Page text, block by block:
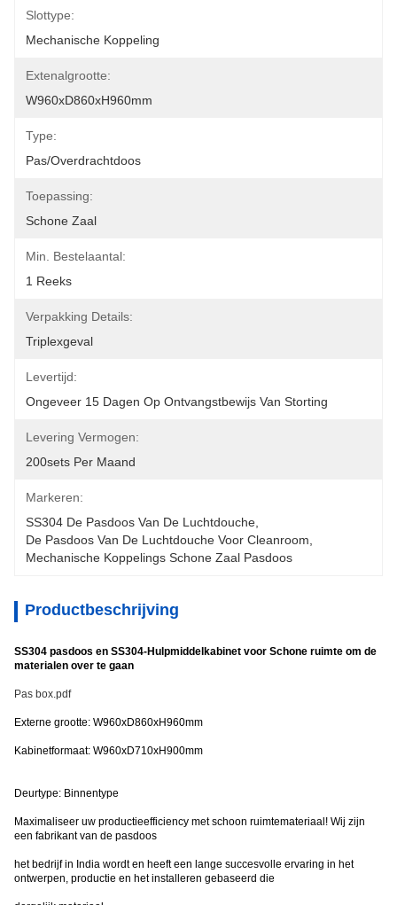
Slottype:
Mechanische Koppeling
Extenalgrootte:
W960xD860xH960mm
Type:
Pas/overdrachtdoos
Toepassing:
Schone Zaal
Min. Bestelaantal:
1 Reeks
Verpakking Details:
Triplexgeval
Levertijd:
Ongeveer 15 Dagen Op Ontvangstbewijs Van Storting
Levering Vermogen:
200sets Per Maand
Markeren:
SS304 De Pasdoos Van De Luchtdouche
De Pasdoos Van De Luchtdouche Voor Cleanroom
Mechanische Koppelings Schone Zaal Pasdoos
Productbeschrijving
SS304 pasdoos en SS304-Hulpmiddelkabinet voor Schone ruimte om de
materialen over te gaan
Pas box.pdf
Externe grootte: W960xD860xH960mm
Kabinetformaat: W960xD710xH900mm
Deurtype: Binnentype
Maximaliseer uw productieefficiency met schoon ruimtemateriaal! Wij zijn
een fabrikant van de pasdoos
het bedrijf in India wordt en heeft een lange succesvolle ervaring in het
ontwerpen, productie en het installeren gebaseerd die